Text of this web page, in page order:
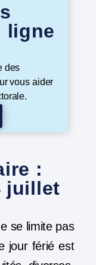
ligne
des
vous aider
:
juillet
se limite pas
jour férié est